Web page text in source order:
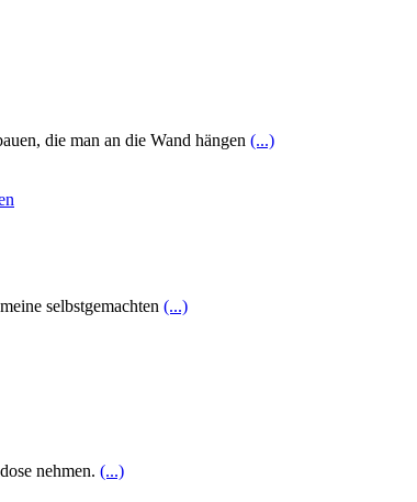
die man an die Wand hängen (...)
selbstgemachten (...)
nehmen. (...)